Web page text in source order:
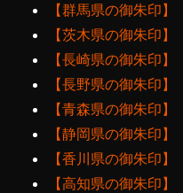
【群馬県の御朱印】
【茨木県の御朱印】
【長崎県の御朱印】
【長野県の御朱印】
【青森県の御朱印】
【静岡県の御朱印】
【香川県の御朱印】
【高知県の御朱印】